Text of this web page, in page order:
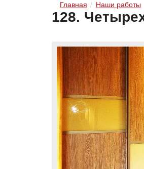
Главная Наши работы
128.